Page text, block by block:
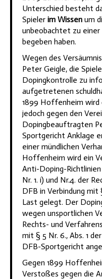
Unterschied besteht
Spieler im Wissen um
unbeobachtet zu
begeben haben.
Wegen des
Peter Geigle, die
Dopingkontrolle zu
aufgetretenen
1899 Hoffenheim wird
jedoch gegen den
Dopingbeauftragten
Sportgericht Anklage
einer mündlichen
Hoffenheim wird ein
Anti-Doping-
Nr. 1. i) und Nr.4. der
DFB in Verbindung
Last gelegt. Der
wegen unsportlichen
Rechts- und
mit § 5 Nr. 6., Abs. 1
DFB-Sportgericht
Gegen 1899
Verstoßes gegen die